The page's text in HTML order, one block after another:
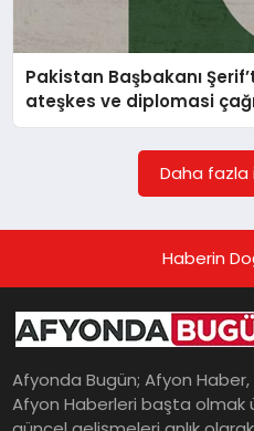
Pakistan Başbakanı
ateşkes ve diplomasi
Daha fazla
Haberin
Afyonda Bugün; Afyon
Afyon Haberleri başta olmak